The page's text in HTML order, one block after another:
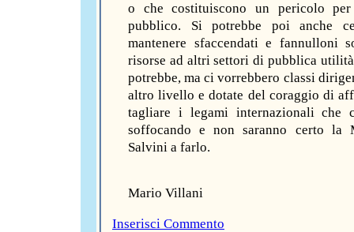
o che costituiscono un pericolo per
pubblico. Si potrebbe poi anche
mantenere sfaccendati e fannulloni
risorse ad altri settori di pubblica
potrebbe, ma ci vorrebbero classi
altro livello e dotate del coraggio di
tagliare i legami internazionali che
soffocando e non saranno certo la
Salvini a farlo.
Mario Villani
Inserisci Commento